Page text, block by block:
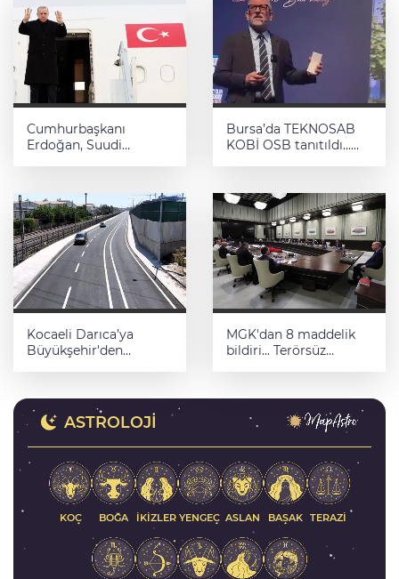
Cumhurbaşkanı
Erdoğan, Suudi
Bursa’da TEKNOSAB
KOBİ OSB tanıtıldı...
dönem
Kocaeli Darıca’ya
Büyükşehir'den
MGK'dan 8 maddelik
bildiri... Terörsüz
mesajı
ASTROLOJI
KOÇ BOĞA İKIZLER YENGEÇ ASLAN BAŞAK TERAZI